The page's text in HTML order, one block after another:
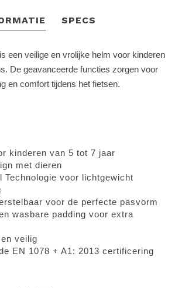
SPECS
een veilige en vrolijke helm voor kinderen
De geavanceerde functies zorgen voor
en comfort tijdens het fietsen.
kinderen van 5 tot 7 jaar
met dieren
Technologie voor lichtgewicht
voor de perfecte pasvorm
wasbare padding voor extra
veilig
EN 1078 + A1: 2013 certificering